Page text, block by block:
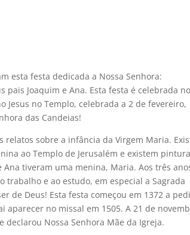
esta festa dedicada a Nossa Senhora:
pais Joaquim e Ana. Esta festa é celebrada
Jesus no Templo, celebrada a 2 de fevereiro,
das Candeias!
relatos sobre a infância da Virgem Maria.
ao Templo de Jerusalém e existem
tiveram uma menina, Maria. Aos três
trabalho e ao estudo, em especial a Sagrada
de Deus! Esta festa começou em 1372 a
aparecer no missal em 1505. A 21 de
declarou Nossa Senhora Mãe da Igreja.